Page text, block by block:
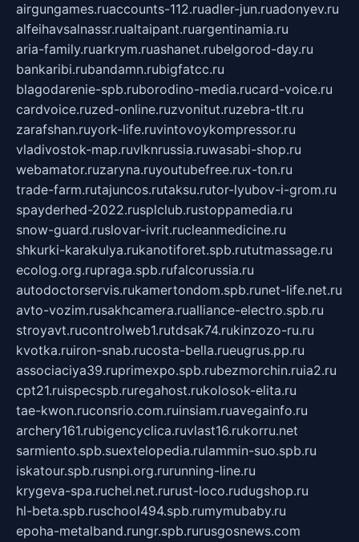
airgungames.ruaccounts-112.ruadler-jun.ruadonyev.ru
alfeihavsalnassr.rualtaipant.ruargentinamia.ru
aria-family.ruarkrym.ruashanet.rubelgorod-day.ru
bankaribi.rubandamn.rubigfatcc.ru
blagodarenie-spb.ruborodino-media.rucard-voice.ru
cardvoice.ruzed-online.ruzvonitut.ruzebra-tlt.ru
zarafshan.ruyork-life.ruvintovoykompressor.ru
vladivostok-map.ruvlknrussia.ruwasabi-shop.ru
webamator.ruzaryna.ruyoutubefree.rux-ton.ru
trade-farm.rutajuncos.rutaksu.rutor-lyubov-i-grom.ru
spayderhed-2022.rusplclub.rustoppamedia.ru
snow-guard.ruslovar-ivrit.rucleanmedicine.ru
shkurki-karakulya.rukanotiforet.spb.rututmassage.ru
ecolog.org.rupraga.spb.rufalcorussia.ru
autodoctorservis.rukamertondom.spb.runet-life.net.ru
avto-vozim.rusakhcamera.rualliance-electro.spb.ru
stroyavt.rucontrolweb1.rutdsak74.rukinzozo-ru.ru
kvotka.ruiron-snab.rucosta-bella.rueugrus.pp.ru
associaciya39.ruprimexpo.spb.rubezmorchin.ruia2.ru
cpt21.ruispecspb.ruregahost.rukolosok-elita.ru
tae-kwon.ruconsrio.com.ruinsiam.ruavegainfo.ru
archery161.rubigencyclica.ruvlast16.rukorru.net
sarmiento.spb.suextelopedia.rulammin-suo.spb.ru
iskatour.spb.rusnpi.org.rurunning-line.ru
krygeva-spa.ruchel.net.rurust-loco.rudugshop.ru
hl-beta.spb.ruschool494.spb.rumymubaby.ru
epoha-metalband.rungr.spb.rurusgosnews.com